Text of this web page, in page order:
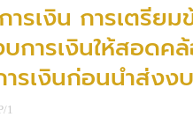
ารเงิน การเตรีย
การเงินให้สอดค
รเงินก่อนนำส่งง
1